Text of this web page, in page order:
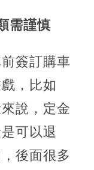
需謹慎
簽訂購車
，比如
說，定金
可以退
後面很多